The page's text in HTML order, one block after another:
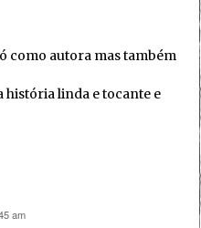
como autora mas também
história linda e tocante e
am